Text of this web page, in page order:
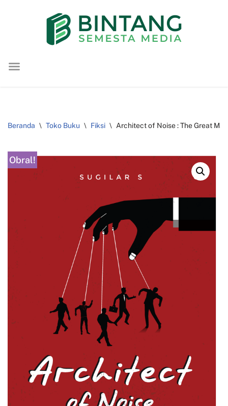
konten
Beranda \ Toko Buku \ Fiksi \ Architect of Noise : The Great
Obral!